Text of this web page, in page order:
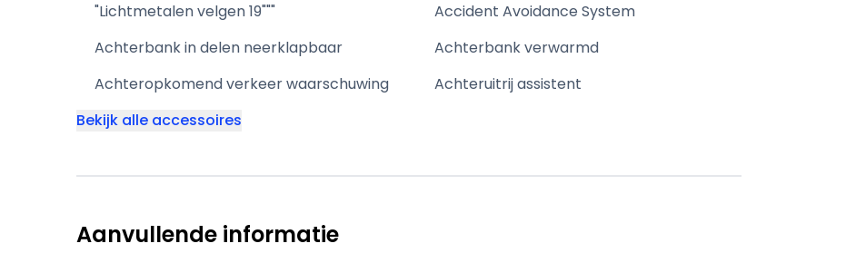
"Lichtmetalen velgen 19"""
Accident Avoidance System
Achterbank in delen neerklapbaar
Achterbank verwarmd
Achteropkomend verkeer waarschuwing
Achteruitrij assistent
Bekijk alle accessoires
Aanvullende informatie